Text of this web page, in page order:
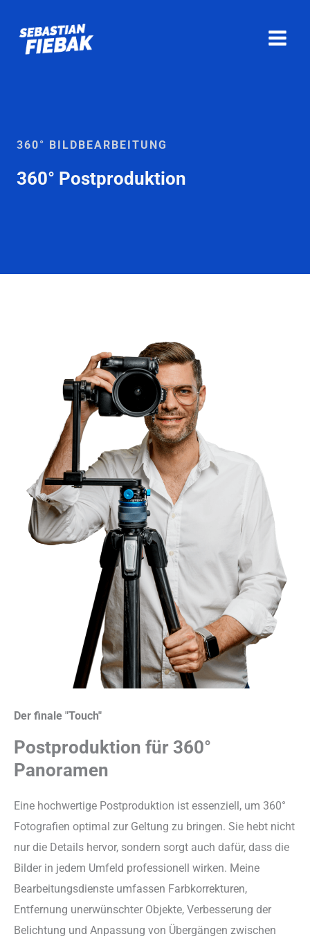
Inhalt
springen
360° BILDBEARBEITUNG
360° Postproduktion
Der finale "Touch"
Postproduktion für 360°
Panoramen
Eine hochwertige Postproduktion ist essenziell, um 360°
Fotografien optimal zur Geltung zu bringen. Sie hebt nicht
nur die Details hervor, sondern sorgt auch dafür, dass die
Bilder in jedem Umfeld professionell wirken. Meine
Bearbeitungsdienste umfassen Farbkorrekturen,
Entfernung unerwünschter Objekte, Verbesserung der
Belichtung und Anpassung von Übergängen zwischen